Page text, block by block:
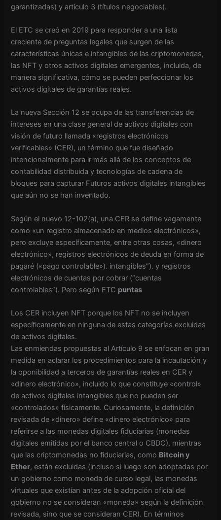
garantizadas) y artículo 3 (títulos negociables).
El ETC se creó en 2019 para responder a una lista
creciente de preguntas legales que surgen de las
características únicas e intangibles de las criptomonedas,
las NFT y otros activos digitales emergentes, incluida, de
manera significativa, cómo se pueden perfeccionar los
activos digitales de garantías reales.
La nueva Sección 12 se ocupa de las transferencias de
intereses en una clase general de activos digitales con
visión de futuro llamada «registros electrónicos
verificables» (CER), un término que fue diseñado
intencionalmente para ir más allá de los conceptos de
contabilidad distribuida y tecnologías de cadena de
bloques para capturar Futuros activos digitales intangibles
que aún no se han inventado.
Según el nuevo 12-102(a), una CER se define vagamente
como «un registro almacenado en medios electrónicos»,
pero excluye específicamente, entre otras cosas, «dinero
electrónico», registros electrónicos de deuda en forma de
pagaré («pago controlable»). intangibles”). y registros
electrónicos de cuentas por cobrar (“cuentas
controlables”). Pero según ETC puntas
Los CER incluyen NFT porque los NFT no se incluyen
específicamente en ninguna de estas categorías excluidas
de activos digitales.
Las enmiendas propuestas al Artículo 9 se enfocan en gran
medida en aclarar los procedimientos para la incautación y
la oponibilidad a terceros de garantías reales en CER y
«dinero electrónico», incluido lo que constituye «control»
de activos digitales intangibles que no pueden ser
«controlados» físicamente. Curiosamente, la definición
revisada de «dinero» define «dinero electrónico» para
referirse a las monedas digitales fiduciarias (monedas
digitales emitidas por el banco central o CBDC), mientras
que las criptomonedas no fiduciarias, como Bitcoin y
Ether, están excluidas (incluso si luego son adoptadas por
un gobierno como moneda de curso legal, las monedas
virtuales que existían antes de la adopción oficial del
gobierno no se consideran «moneda» según la definición
revisada, sino que se consideran CER). En términos